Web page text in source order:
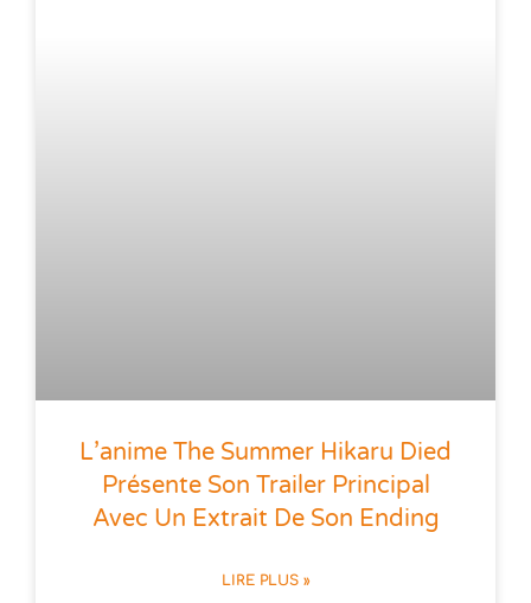
L’anime The Summer Hikaru Died
Présente Son Trailer Principal
Avec Un Extrait De Son Ending
LIRE PLUS »